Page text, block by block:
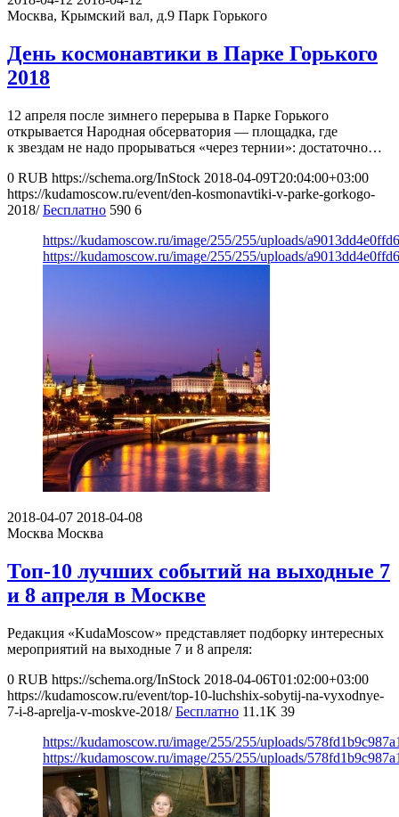
Москва, Крымский вал, д.9 Парк Горького
День космонавтики в Парке Горького
2018
12 апреля после зимнего перерыва в Парке Горького
открывается Народная обсерватория — площадка, где
к звездам не надо прорываться «через тернии»: достаточно…
0 RUB https://schema.org/InStock 2018-04-09T20:04:00+03:00
https://kudamoscow.ru/event/den-kosmonavtiki-v-parke-gorkogo-
2018/ Бесплатно 590 6
https://kudamoscow.ru/image/255/255/uploads/
https://kudamoscow.ru/image/255/255/uploads/
2018-04-07 2018-04-08
Москва Москва
Топ-10 лучших событий на выходные 7
и 8 апреля в Москве
Редакция «KudaMoscow» представляет подборку интересных
мероприятий на выходные 7 и 8 апреля:
0 RUB https://schema.org/InStock 2018-04-06T01:02:00+03:00
https://kudamoscow.ru/event/top-10-luchshix-sobytij-na-vyxodnye-
7-i-8-aprelja-v-moskve-2018/ Бесплатно 11.1K 39
https://kudamoscow.ru/image/255/255/uploads/
https://kudamoscow.ru/image/255/255/uploads/